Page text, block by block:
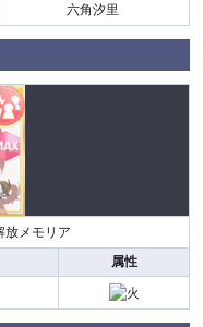
六角汐里
放メモリア
属性